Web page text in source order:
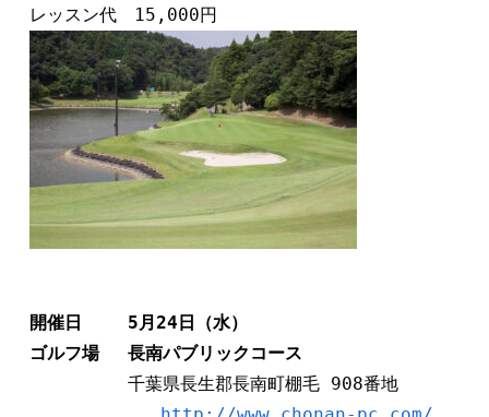
開催日　　 5月24日（水）
ゴルフ場　 長南パブリックコース
千葉県長生郡長南町棚毛 908番地